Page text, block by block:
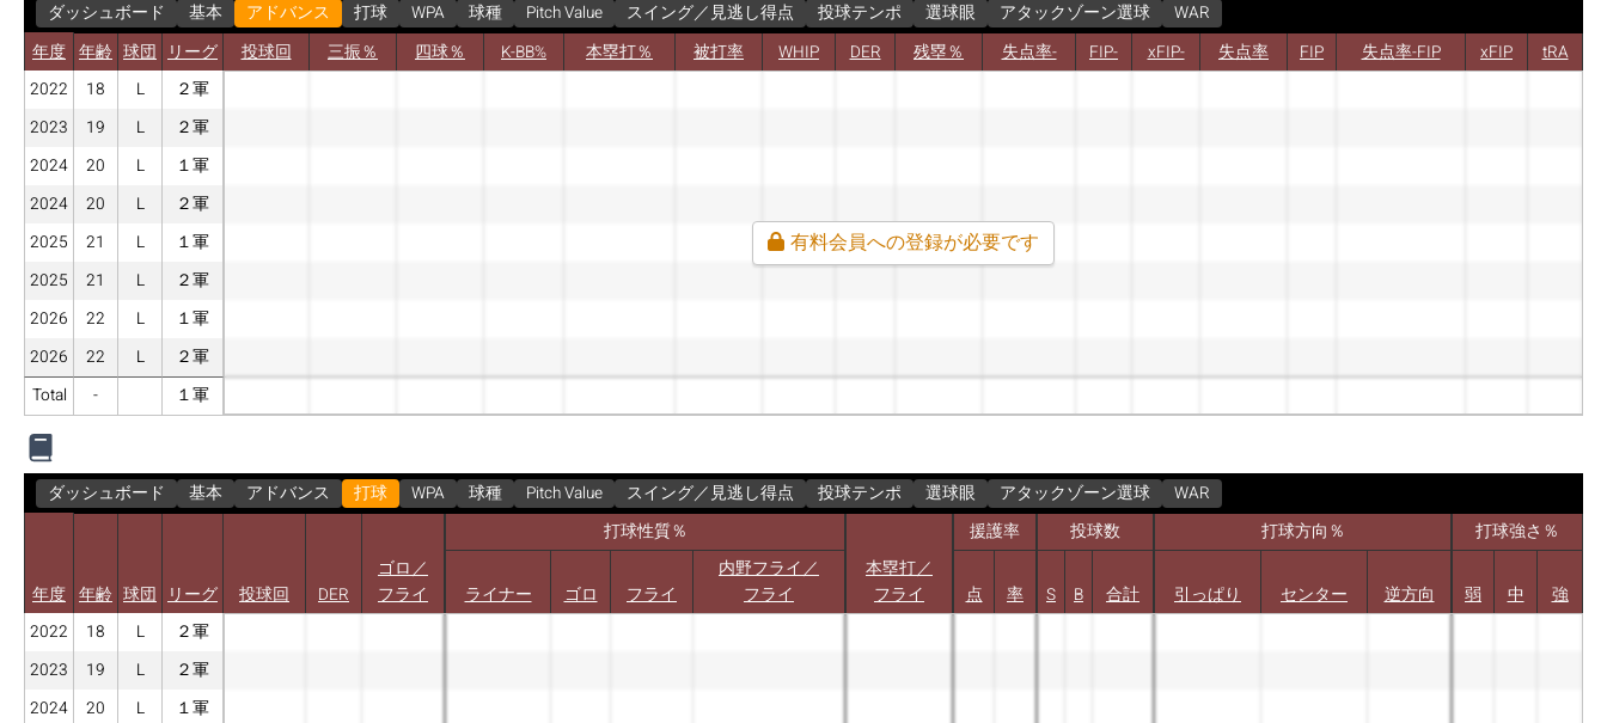
ダッシュボード 基本 アドバンス 打球 WPA 球種 Pitch Value スイング／見逃し得点 投球テンポ 選球眼 アタックゾーン選球
WAR
年度 年齢 球団 リーグ 投球回 三振％ 四球％ K-BB% 本塁打％ 被打率 WHIP DER 残塁％ 失点率- FIP- xFIP- 失点率 FIP 失点率-FIP xFIP
tRA
2022
18 L
２軍
2023
19 L
２軍
2024
20 L
１軍
2024
20 L
２軍
2025
21 L
１軍
2025
21 L
２軍
2026
22 L
１軍
2026
22 L
２軍
Total
- １軍
有料会員への登録が必要です
ダッシュボード 基本 アドバンス 打球 WPA 球種 Pitch Value スイング／見逃し得点 投球テンポ 選球眼 アタックゾーン選球
WAR
打球性質％
援護率 投球数 打球方向％ 打球強さ％
年度 年齢 球団 リーグ 投球回 DER
ゴロ／
フライ
ライナー ゴロ フライ
内野フライ／
フライ
本塁打／
フライ
点 率 S B 合計 引っぱり センター 逆方向 弱 中
強
2022
18 L
２軍
2023
19 L
２軍
2024
20 L
１軍